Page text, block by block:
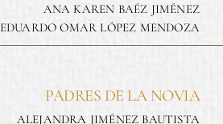
ANA KAREN BAÉZ JIMÉNEZ
EDUARDO OMAR LÓPEZ MENDOZA
PADRES DE LA NOVIA
ALEJANDRA JIMÉNEZ BAUTISTA